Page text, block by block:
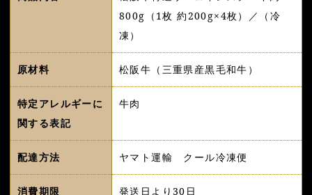
800g（1枚 約200g×4枚）／（冷
凍）
原材料 松阪牛（三重県産黒毛和牛）
特定アレルギーに
関する表記
牛肉
配達方法 ヤマト運輸 クール冷凍便
消費期限 発送日より30日